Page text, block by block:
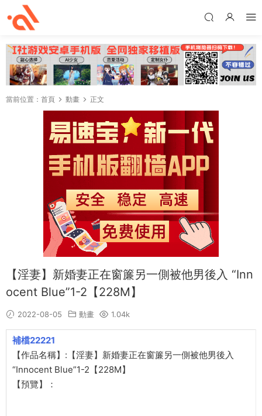
當前位置： 首頁 動畫 正文
【淫妻】新婚妻正在窗簾另一側被他男後入 “Inn
ocent Blue”1-2【228M】
2022-08-05 動畫 1.04k
補檔22221
【作品名稱】:【淫妻】新婚妻正在窗簾另一側被他男後入
“Innocent Blue”1-2【228M】
【預覽】：